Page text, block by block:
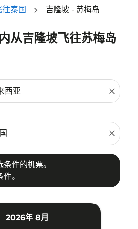
往泰国 吉隆坡 - 苏梅岛
从吉隆坡飞往苏梅岛
close
close
件的机票。
。
件的机票。请调整您的筛选条件。
2026年 8月